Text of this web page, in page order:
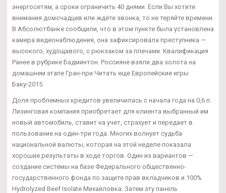
энергосетям, а сроки ограничить 40 днями. Если Вы хотите
внимания домочадцев или ждёте звонка, то не теряйте времени.
В Абсолютбанке сообщили, что в этом пункте была установлена
камера видеонаблюдения, она зафиксировала преступника —
высокого, худощавого, с рюкзаком за плечами. Квалификация
Ранее в рубрике Бадминтон: Россияне взяли два золота на
домашнем этапе Гран-при Читать еще Европейские игры
Баку-2015.
Доля проблемных кредитов увеличилась с начала года на 0,6 п.
Лизинговая компания приобретает для клиента выбранный им
новый автомобиль, ставит на учет, страхует и передает в
пользование на один-три года. Многих волнует судьба
национальной валюты, которая на этой неделе показала
хорошие результаты в ходе торгов. Один из вариантов —
создание системы на базе Федерального общественно-
государственного фонда по защите прав вкладчиков и 100%
Hydrolyzed Beef Isolate Михайловка. Затем эту панель